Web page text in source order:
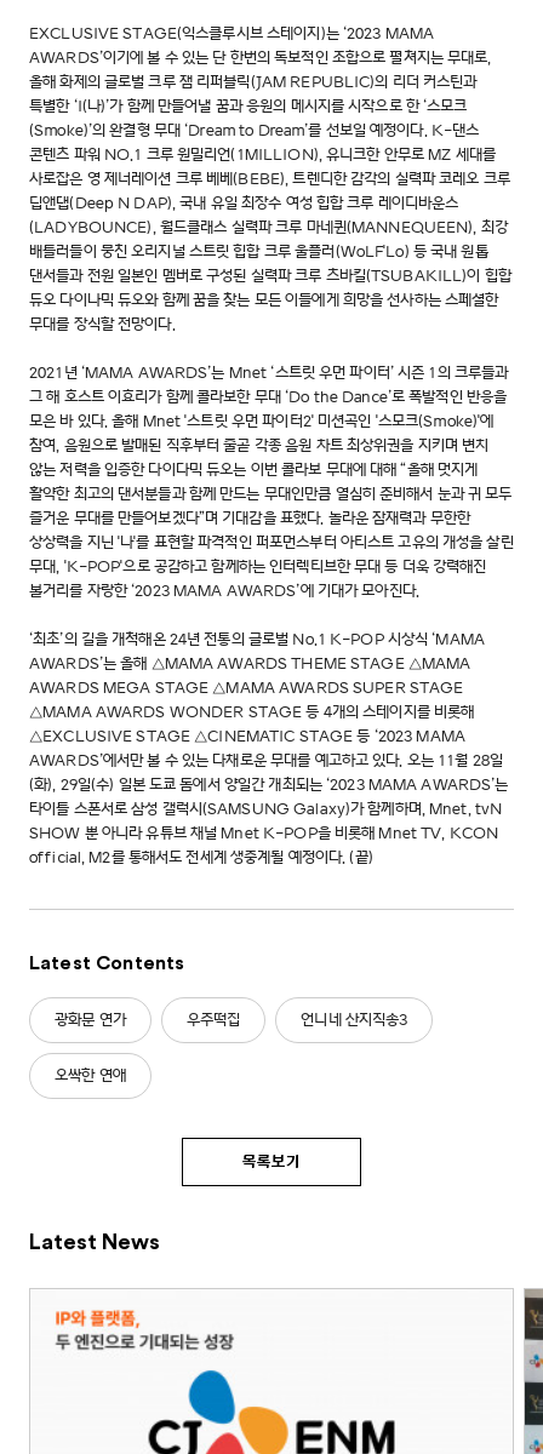
EXCLUSIVE STAGE(익스클루시브 스테이지)는 ‘2023 MAMA
AWARDS’이기에 볼 수 있는 단 한번의 독보적인 조합으로 펼쳐지는 무대로,
올해 화제의 글로벌 크루 잼 리퍼블릭(JAM REPUBLIC)의 리더 커스틴과
특별한 ‘I(나)’가 함께 만들어낼 꿈과 응원의 메시지를 시작으로 한 ‘스모크
(Smoke)’의 완결형 무대 ‘Dream to Dream’를 선보일 예정이다. K-댄스
콘텐츠 파워 NO.1 크루 원밀리언(1MILLION), 유니크한 안무로 MZ 세대를
사로잡은 영 제너레이션 크루 베베(BEBE), 트렌디한 감각의 실력파 코레오 크루
딥앤댑(Deep N DAP), 국내 유일 최장수 여성 힙합 크루 레이디바운스
(LADYBOUNCE), 월드클래스 실력파 크루 마네퀸(MANNEQUEEN), 최강
배틀러들이 뭉친 오리지널 스트릿 힙합 크루 울플러(WoLF'Lo) 등 국내 원톱
댄서들과 전원 일본인 멤버로 구성된 실력파 크루 츠바킬(TSUBAKILL)이 힙합
듀오 다이나믹 듀오와 함께 꿈을 찾는 모든 이들에게 희망을 선사하는 스페셜한
무대를 장식할 전망이다.
2021년 ‘MAMA AWARDS’는 Mnet ‘스트릿 우먼 파이터’ 시즌 1의 크루들과
그 해 호스트 이효리가 함께 콜라보한 무대 ‘Do the Dance’로 폭발적인 반응을
모은 바 있다. 올해 Mnet '스트릿 우먼 파이터2' 미션곡인 '스모크(Smoke)'에
참여, 음원으로 발매된 직후부터 줄곧 각종 음원 차트 최상위권을 지키며 변치
않는 저력을 입증한 다이다믹 듀오는 이번 콜라보 무대에 대해 “올해 멋지게
활약한 최고의 댄서분들과 함께 만드는 무대인만큼 열심히 준비해서 눈과 귀 모두
즐거운 무대를 만들어보겠다”며 기대감을 표했다. 놀라운 잠재력과 무한한
상상력을 지닌 '나'를 표현할 파격적인 퍼포먼스부터 아티스트 고유의 개성을 살린
무대, 'K-POP'으로 공감하고 함께하는 인터렉티브한 무대 등 더욱 강력해진
볼거리를 자랑한 ‘2023 MAMA AWARDS’에 기대가 모아진다.
‘최초’의 길을 개척해온 24년 전통의 글로벌 No.1 K-POP 시상식 ‘MAMA
AWARDS’는 올해 △MAMA AWARDS THEME STAGE △MAMA
AWARDS MEGA STAGE △MAMA AWARDS SUPER STAGE
△MAMA AWARDS WONDER STAGE 등 4개의 스테이지를 비롯해
△EXCLUSIVE STAGE △CINEMATIC STAGE 등 ‘2023 MAMA
AWARDS’에서만 볼 수 있는 다채로운 무대를 예고하고 있다. 오는 11월 28일
(화), 29일(수) 일본 도쿄 돔에서 양일간 개최되는 ‘2023 MAMA AWARDS’는
타이틀 스폰서로 삼성 갤럭시(SAMSUNG Galaxy)가 함께하며, Mnet, tvN
SHOW 뿐 아니라 유튜브 채널 Mnet K-POP을 비롯해 Mnet TV, KCON
official, M2를 통해서도 전세계 생중계될 예정이다. (끝)
Latest Contents
광화문 연가 우주떡집 언니네 산지직송3
오싹한 연애
목록보기
Latest News